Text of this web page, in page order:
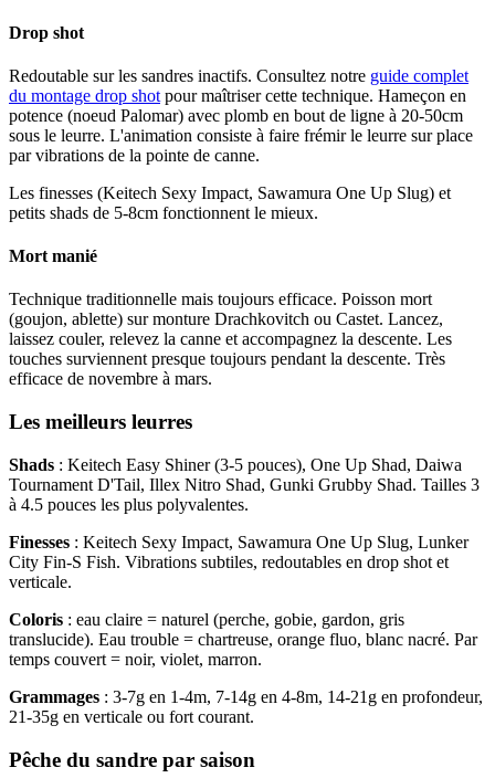
Drop shot
Redoutable sur les sandres inactifs. Consultez notre guide complet
du montage drop shot pour maîtriser cette technique. Hameçon en
potence (noeud Palomar) avec plomb en bout de ligne à 20-50cm
sous le leurre. L'animation consiste à faire frémir le leurre sur place
par vibrations de la pointe de canne.
Les finesses (Keitech Sexy Impact, Sawamura One Up Slug) et
petits shads de 5-8cm fonctionnent le mieux.
Mort manié
Technique traditionnelle mais toujours efficace. Poisson mort
(goujon, ablette) sur monture Drachkovitch ou Castet. Lancez,
laissez couler, relevez la canne et accompagnez la descente. Les
touches surviennent presque toujours pendant la descente. Très
efficace de novembre à mars.
Les meilleurs leurres
Shads : Keitech Easy Shiner (3-5 pouces), One Up Shad, Daiwa
Tournament D'Tail, Illex Nitro Shad, Gunki Grubby Shad. Tailles 3
à 4.5 pouces les plus polyvalentes.
Finesses : Keitech Sexy Impact, Sawamura One Up Slug, Lunker
City Fin-S Fish. Vibrations subtiles, redoutables en drop shot et
verticale.
Coloris : eau claire = naturel (perche, gobie, gardon, gris
translucide). Eau trouble = chartreuse, orange fluo, blanc nacré. Par
temps couvert = noir, violet, marron.
Grammages : 3-7g en 1-4m, 7-14g en 4-8m, 14-21g en profondeur,
21-35g en verticale ou fort courant.
Pêche du sandre par saison